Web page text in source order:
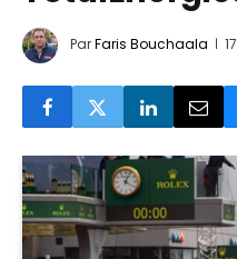
ParFaris Bouchaala